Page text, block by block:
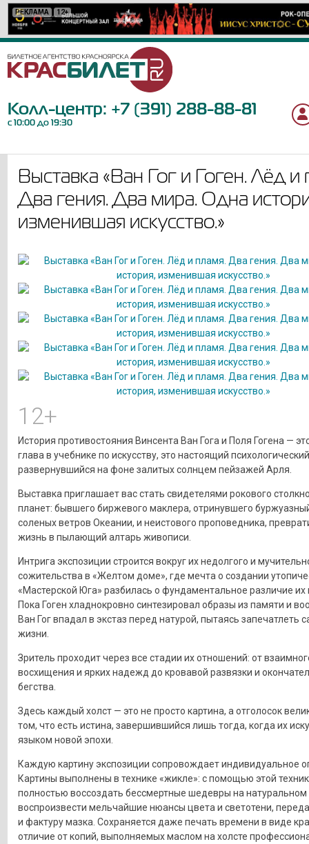
РЕКЛАМА 12+
РЕКЛАМА 12+
РЕКЛАМА 12+
РЕКЛАМА 18+
РЕКЛАМА 6+
РЕКЛАМА 6+
РЕКЛАМА 0+
РЕКЛАМА 12+
РЕКЛАМА 16+
РЕКЛАМА 12+
РЕКЛАМА 6+
РЕКЛАМА 12+
РЕКЛАМА 12+
РЕКЛАМА 6+
РЕКЛАМА 12+
РЕКЛАМА 16+
РЕКЛАМА 6+
РЕКЛАМА 6+
РЕКЛАМА 12+
Колл-центр: +7 (391) 288-88-81
с 10:00 до 19:30
Выставка «Ван Гог и Гоген. Лёд и
Два гения. Два мира. Одна
изменившая искусство.»
12+
История противостояния Винсента Ван Гога и Поля Гогена —
глава в учебнике по искусству, это настоящий
развернувшийся на фоне залитых солнцем пейзажей Арля.
Выставка приглашает вас стать свидетелями рокового
планет: бывшего биржевого маклера, отринувшего
соленых ветров Океании, и неистового проповедника,
жизнь в пылающий алтарь живописи.
Интрига экспозиции строится вокруг их недолгого и
сожительства в «Желтом доме», где мечта о создании
«Мастерской Юга» разбилась о фундаментальное различие их
Пока Гоген хладнокровно синтезировал образы из памяти и
Ван Гог впадал в экстаз перед натурой, пытаясь запечатлеть
жизни.
Зритель проходит через все стадии их отношений: от
восхищения и ярких надежд до кровавой развязки и
бегства.
Здесь каждый холст — это не просто картина, а отголосок
том, что есть истина, завершившийся лишь тогда, когда их
языком новой эпохи.
Каждую картину экспозиции сопровождает индивидуальное
Картины выполнены в технике «жикле»: с помощью этой
полностью воссоздать бессмертные шедевры на натуральном
воспроизвести мельчайшие нюансы цвета и светотени,
и фактуру мазка. Сохраняется даже печать времени в виде
отличие от копий, выполняемых маслом на холсте